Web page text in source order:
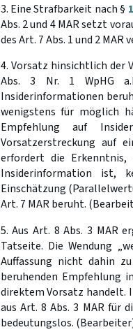
3. Eine Strafbarkeit nach §
Abs. 2 und 4 MAR setzt
des Art. 7 Abs. 1 und 2 MAR
4. Vorsatz hinsichtlich der
Abs. 3 Nr. 1 WpHG
Insiderinformationen
wenigstens für möglich
Empfehlung auf
Vorsatzerstreckung auf
erfordert die Erkenntnis,
Insiderinformation ist,
Einschätzung
Art. 7 MAR beruht.
5. Aus Art. 8 Abs. 3 MAR
Tatseite. Die Wendung
Auffassung nicht dahin
beruhenden Empfehlung
direktem Vorsatz handelt.
aus Art. 8 Abs. 3 MAR für
bedeutungslos.